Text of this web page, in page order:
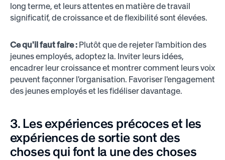
long terme, et leurs attentes en matière de travail
significatif, de croissance et de flexibilité sont élevées.
Ce qu'il faut faire :Plutôt que de rejeter l'ambition des
jeunes employés, adoptez la. Inviter leurs idées,
encadrer leur croissance et montrer comment leurs voix
peuvent façonner l'organisation. Favoriser l'engagement
des jeunes employés et les fidéliser davantage.
3. Les expériences précoces et les
expériences de sortie sont des
choses qui font la une des choses